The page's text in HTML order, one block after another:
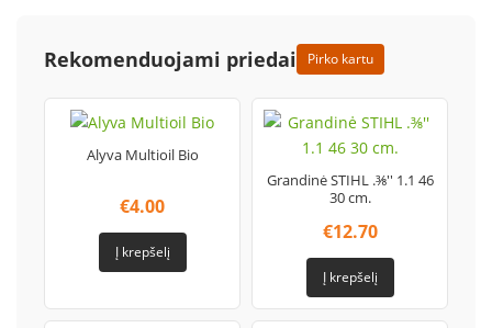
Rekomenduojami priedai Pirko kartu
Alyva Multioil Bio
€4.00
Į krepšelį
Grandinė STIHL .⅜'' 1.1 46
30 cm.
€12.70
Į krepšelį